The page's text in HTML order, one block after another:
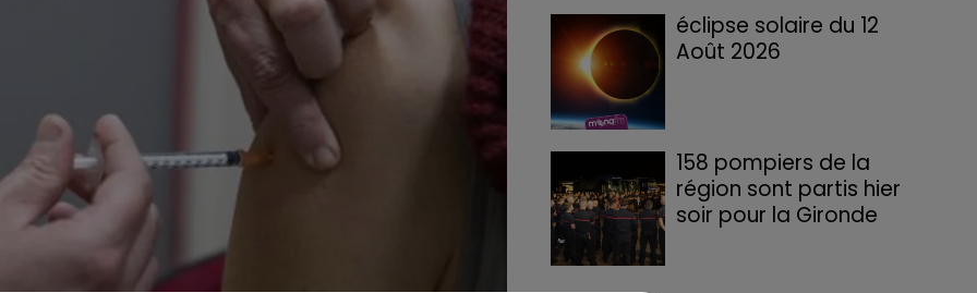
éclipse solaire du 12
Août 2026
158 pompiers de la
région sont partis hier
soir pour la Gironde